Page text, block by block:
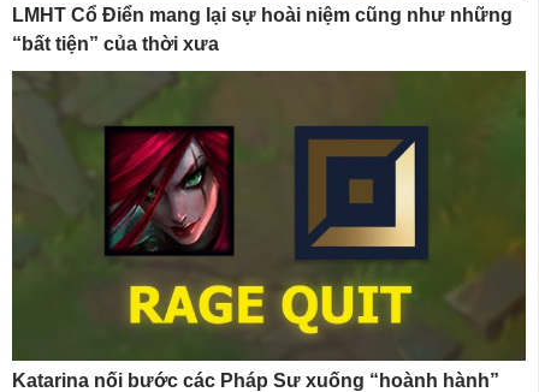
LMHT Cổ Điển mang lại sự hoài niệm cũng như những
“bất tiện” của thời xưa
Katarina nối bước các Pháp Sư xuống “hoành hành”